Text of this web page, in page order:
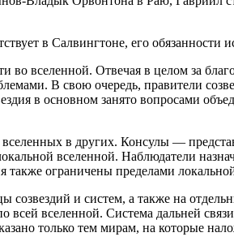
в Салвингтоне, его обязанности
вселенной. Отвечая в целом за
В свою очередь, правители
в основном занято вопросами
в других. Консулы —
вселенной. Наблюдатели
также ограничены пределами
и систем, а также на
вселенной. Система дальней
только тем мирам, на которые